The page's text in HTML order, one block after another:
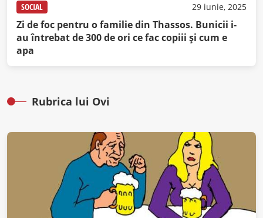
SOCIAL 29 iunie, 2025
Zi de foc pentru o familie din Thassos. Bunicii i-
au întrebat de 300 de ori ce fac copiii și cum e
apa
Rubrica lui Ovi